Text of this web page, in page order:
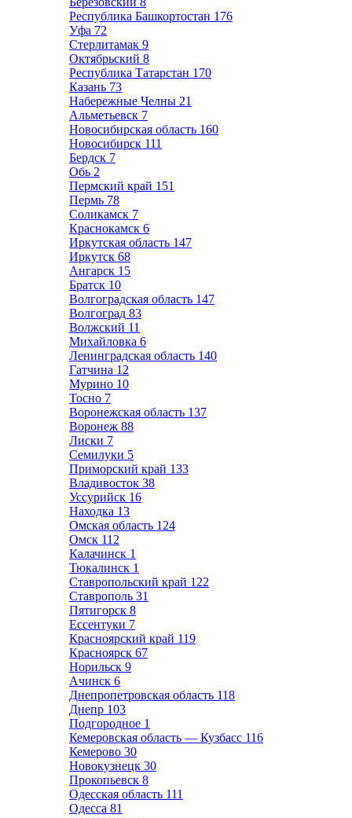
Республика Башкортостан 176
Уфа 72
Стерлитамак 9
Октябрьский 8
Республика Татарстан 170
Казань 73
Набережные Челны 21
Альметьевск 7
Новосибирская область 160
Новосибирск 111
Бердск 7
Обь 2
Пермский край 151
Пермь 78
Соликамск 7
Краснокамск 6
Иркутская область 147
Иркутск 68
Ангарск 15
Братск 10
Волгоградская область 147
Волгоград 83
Волжский 11
Михайловка 6
Ленинградская область 140
Гатчина 12
Мурино 10
Тосно 7
Воронежская область 137
Воронеж 88
Лиски 7
Семилуки 5
Приморский край 133
Владивосток 38
Уссурийск 16
Находка 13
Омская область 124
Омск 112
Калачинск 1
Тюкалинск 1
Ставропольский край 122
Ставрополь 31
Пятигорск 8
Ессентуки 7
Красноярский край 119
Красноярск 67
Норильск 9
Ачинск 6
Днепропетровская область 118
Днепр 103
Подгородное 1
Кемеровская область — Кузбасс 116
Кемерово 30
Новокузнецк 30
Прокопьевск 8
Одесская область 111
Одесса 81